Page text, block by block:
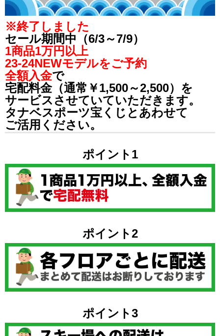
※終了しました
セール期間中（6/3～7/9）
1商品1万円以上
23-24NEWモデルをご予約
全額入金で
宅配料金（通常￥1,500～2,500）を
サービスさせていていただきます。
タナベスポーツ宝くじとあわせて
ご活用ください。
ポイント1
ポイント2
ポイント3